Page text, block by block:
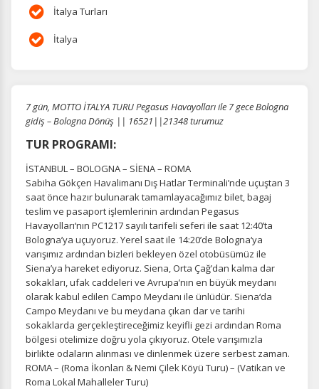
İtalya Turları
İtalya
7 gün, MOTTO İTALYA TURU Pegasus Havayolları ile 7 gece Bologna
gidiş – Bologna Dönüş || 16521||21348 turumuz
TUR PROGRAMI:
İSTANBUL – BOLOGNA – SİENA – ROMA
Sabiha Gökçen Havalimanı Dış Hatlar Terminali’nde uçuştan 3
saat önce hazır bulunarak tamamlayacağımız bilet, bagaj
teslim ve pasaport işlemlerinin ardından Pegasus
Havayolları‘nın PC1217 sayılı tarifeli seferi ile saat 12:40’ta
Bologna’ya uçuyoruz. Yerel saat ile 14:20’de Bologna‘ya
varışımız ardından bizleri bekleyen özel otobüsümüz ile
Siena’ya hareket ediyoruz. Siena, Orta Çağ’dan kalma dar
sokakları, ufak caddeleri ve Avrupa’nın en büyük meydanı
olarak kabul edilen Campo Meydanı ile ünlüdür. Siena‘da
Campo Meydanı ve bu meydana çıkan dar ve tarihi
sokaklarda gerçekleştireceğimiz keyifli gezi ardından Roma
bölgesi otelimize doğru yola çıkıyoruz. Otele varışımızla
birlikte odaların alınması ve dinlenmek üzere serbest zaman.
ROMA – (Roma İkonları & Nemi Çilek Köyü Turu) – (Vatikan ve
Roma Lokal Mahalleler Turu)